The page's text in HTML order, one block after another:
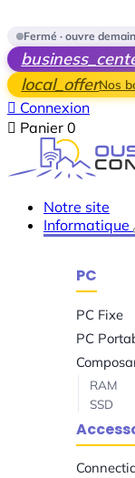
Fermé · ouvre
local_offerNos
 Connexion
 Panier 0
Notre site
Informatique
PC
PC Fixe
PC
RAM
SSD